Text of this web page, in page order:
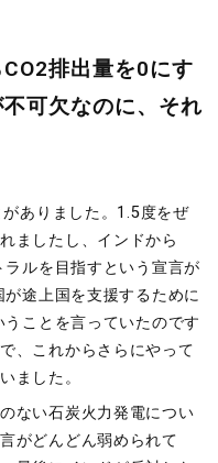
排出量を0にす
可欠なのに、それ
ありました。1.5度をぜ
ましたし、インドから
ルを目指すという宣言が
途上国を支援するために
ことを言っていたのです
、これからさらにやって
ました。
ない石炭火力発電につい
がどんどん弱められて